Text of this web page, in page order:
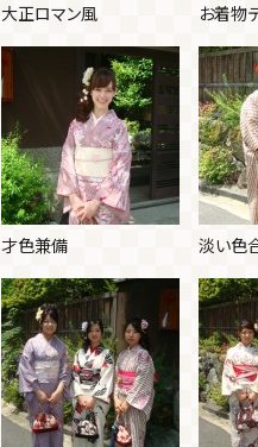
大正ロマン風 お着物
才色兼備 淡い色